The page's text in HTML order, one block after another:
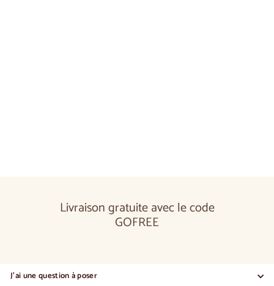
Livraison gratuite avec le code
GOFREE
J'ai une question à poser